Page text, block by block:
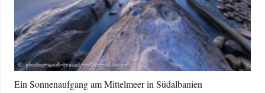
auf
der
Produktseite
gewählt
werden
Ein Sonnenaufgang am Mittelmeer in Südalbanien